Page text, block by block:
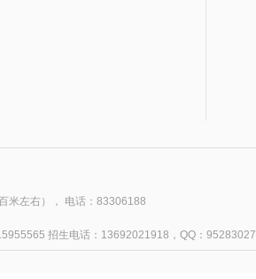
米左右）， 电话：83306188
招生电话：13692021918，QQ：95283027